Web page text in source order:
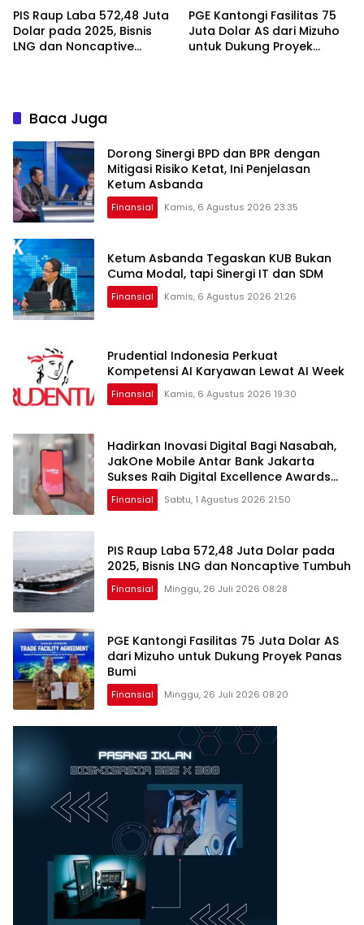
PIS Raup Laba 572,48 Juta
Dolar pada 2025, Bisnis
LNG dan Noncaptive
PGE Kantongi Fasilitas 75
Juta Dolar AS dari Mizuho
untuk Dukung Proyek
Baca Juga
Dorong Sinergi BPD dan BPR dengan
Mitigasi Risiko Ketat, Ini Penjelasan
Ketum Asbanda
Finansial Kamis, 6 Agustus 2026 23:35
Ketum Asbanda Tegaskan KUB Bukan
Cuma Modal, tapi Sinergi IT dan SDM
Finansial Kamis, 6 Agustus 2026 21:26
Prudential Indonesia Perkuat
Kompetensi AI Karyawan Lewat AI Week
Finansial Kamis, 6 Agustus 2026 19:30
Hadirkan Inovasi Digital Bagi Nasabah,
JakOne Mobile Antar Bank Jakarta
Sukses Raih Digital Excellence Awards
2026
Finansial Sabtu, 1 Agustus 2026 21:50
PIS Raup Laba 572,48 Juta Dolar pada
2025, Bisnis LNG dan Noncaptive Tumbuh
Finansial Minggu, 26 Juli 2026 08:28
PGE Kantongi Fasilitas 75 Juta Dolar AS
dari Mizuho untuk Dukung Proyek Panas
Bumi
Finansial Minggu, 26 Juli 2026 08:20